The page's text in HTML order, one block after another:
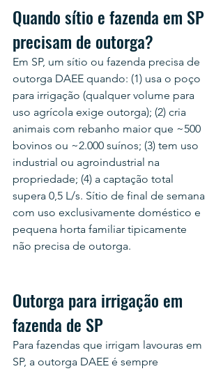
Quando sítio e fazenda em SP
precisam de outorga?
Em SP, um sítio ou fazenda precisa de
outorga DAEE quando: (1) usa o poço
para irrigação (qualquer volume para
uso agrícola exige outorga); (2) cria
animais com rebanho maior que ~500
bovinos ou ~2.000 suínos; (3) tem uso
industrial ou agroindustrial na
propriedade; (4) a captação total
supera 0,5 L/s. Sítio de final de semana
com uso exclusivamente doméstico e
pequena horta familiar tipicamente
não precisa de outorga.
Outorga para irrigação em
fazenda de SP
Para fazendas que irrigam lavouras em
SP, a outorga DAEE é sempre